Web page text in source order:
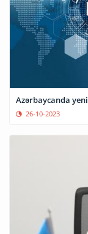
Azərbaycanda
26-10-2023